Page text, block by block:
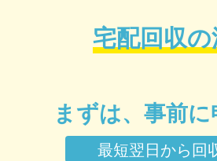
宅配回収
まずは、事前に
最短翌日から回